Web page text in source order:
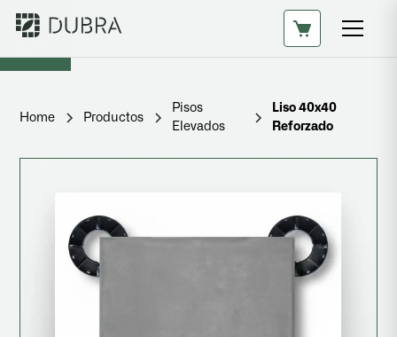
Home Productos
Pisos
Elevados
Liso 40x40
Reforzado